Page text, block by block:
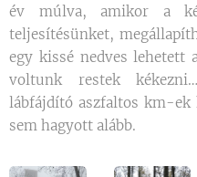
év múlva, amikor a
teljesítésünket,
egy kissé nedves lehetett
voltunk restek
lábfájdító aszfaltos km-ek
sem hagyott alább.